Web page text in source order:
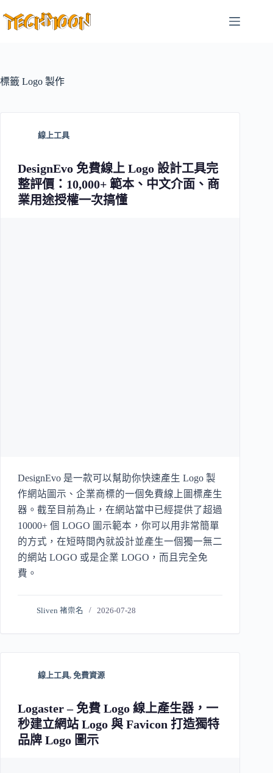
至
容
標籤 Logo 製作
線上工具
DesignEvo 免費線上 Logo 設計工具完
整評價：10,000+ 範本、中文介面、商
業用途授權一次搞懂
DesignEvo 是一款可以幫助你快速產生 Logo 製
作網站圖示、企業商標的一個免費線上圖標產生
器。截至目前為止，在網站當中已經提供了超過
10000+ 個 LOGO 圖示範本，你可以用非常簡單
的方式，在短時間內就設計並產生一個獨一無二
的網站 LOGO 或是企業 LOGO，而且完全免
費。
Sliven 褚崇名 2026-07-28
線上工具, 免費資源
Logaster – 免費 Logo 線上產生器，一
秒建立網站 Logo 與 Favicon 打造獨特
品牌 Logo 圖示